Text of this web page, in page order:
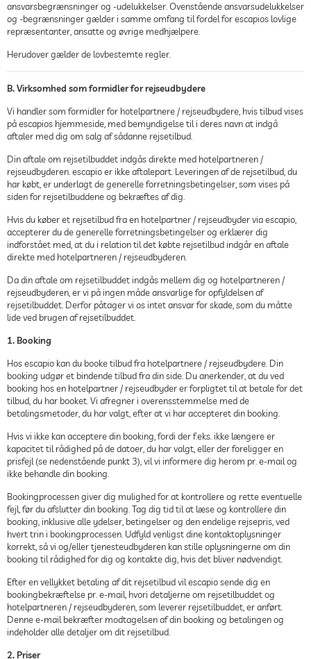
ansvarsbegrænsninger og -udelukkelser. Ovenstående ansvarsudelukkelser
og -begrænsninger gælder i samme omfang til fordel for escapios lovlige
repræsentanter, ansatte og øvrige medhjælpere.
Herudover gælder de lovbestemte regler.
B. Virksomhed som formidler for rejseudbydere
Vi handler som formidler for hotelpartnere / rejseudbydere, hvis tilbud vises
på escapios hjemmeside, med bemyndigelse til i deres navn at indgå
aftaler med dig om salg af sådanne rejsetilbud.
Din aftale om rejsetilbuddet indgås direkte med hotelpartneren /
rejseudbyderen. escapio er ikke aftalepart. Leveringen af de rejsetilbud, du
har købt, er underlagt de generelle forretningsbetingelser, som vises på
siden for rejsetilbuddene og bekræftes af dig.
Hvis du køber et rejsetilbud fra en hotelpartner / rejseudbyder via escapio,
accepterer du de generelle forretningsbetingelser og erklærer dig
indforstået med, at du i relation til det købte rejsetilbud indgår en aftale
direkte med hotelpartneren / rejseudbyderen.
Da din aftale om rejsetilbuddet indgås mellem dig og hotelpartneren /
rejseudbyderen, er vi på ingen måde ansvarlige for opfyldelsen af
rejsetilbuddet. Derfor påtager vi os intet ansvar for skade, som du måtte
lide ved brugen af rejsetilbuddet.
1. Booking
Hos escapio kan du booke tilbud fra hotelpartnere / rejseudbydere. Din
booking udgør et bindende tilbud fra din side. Du anerkender, at du ved
booking hos en hotelpartner / rejseudbyder er forpligtet til at betale for det
tilbud, du har booket. Vi afregner i overensstemmelse med de
betalingsmetoder, du har valgt, efter at vi har accepteret din booking.
Hvis vi ikke kan acceptere din booking, fordi der f.eks. ikke længere er
kapacitet til rådighed på de datoer, du har valgt, eller der foreligger en
prisfejl (se nedenstående punkt 3), vil vi informere dig herom pr. e-mail og
ikke behandle din booking.
Bookingprocessen giver dig mulighed for at kontrollere og rette eventuelle
fejl, før du afslutter din booking. Tag dig tid til at læse og kontrollere din
booking, inklusive alle ydelser, betingelser og den endelige rejsepris, ved
hvert trin i bookingprocessen. Udfyld venligst dine kontaktoplysninger
korrekt, så vi og/eller tjenesteudbyderen kan stille oplysningerne om din
booking til rådighed for dig og kontakte dig, hvis det bliver nødvendigt.
Efter en vellykket betaling af dit rejsetilbud vil escapio sende dig en
bookingbekræftelse pr. e-mail, hvori detaljerne om rejsetilbuddet og
hotelpartneren / rejseudbyderen, som leverer rejsetilbuddet, er anført.
Denne e-mail bekræfter modtagelsen af din booking og betalingen og
indeholder alle detaljer om dit rejsetilbud.
2. Priser